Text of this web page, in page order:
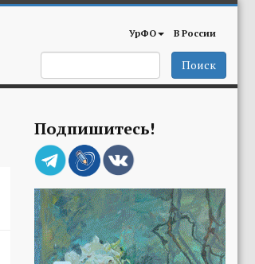
УрФО В России
Поиск
Подпишитесь!